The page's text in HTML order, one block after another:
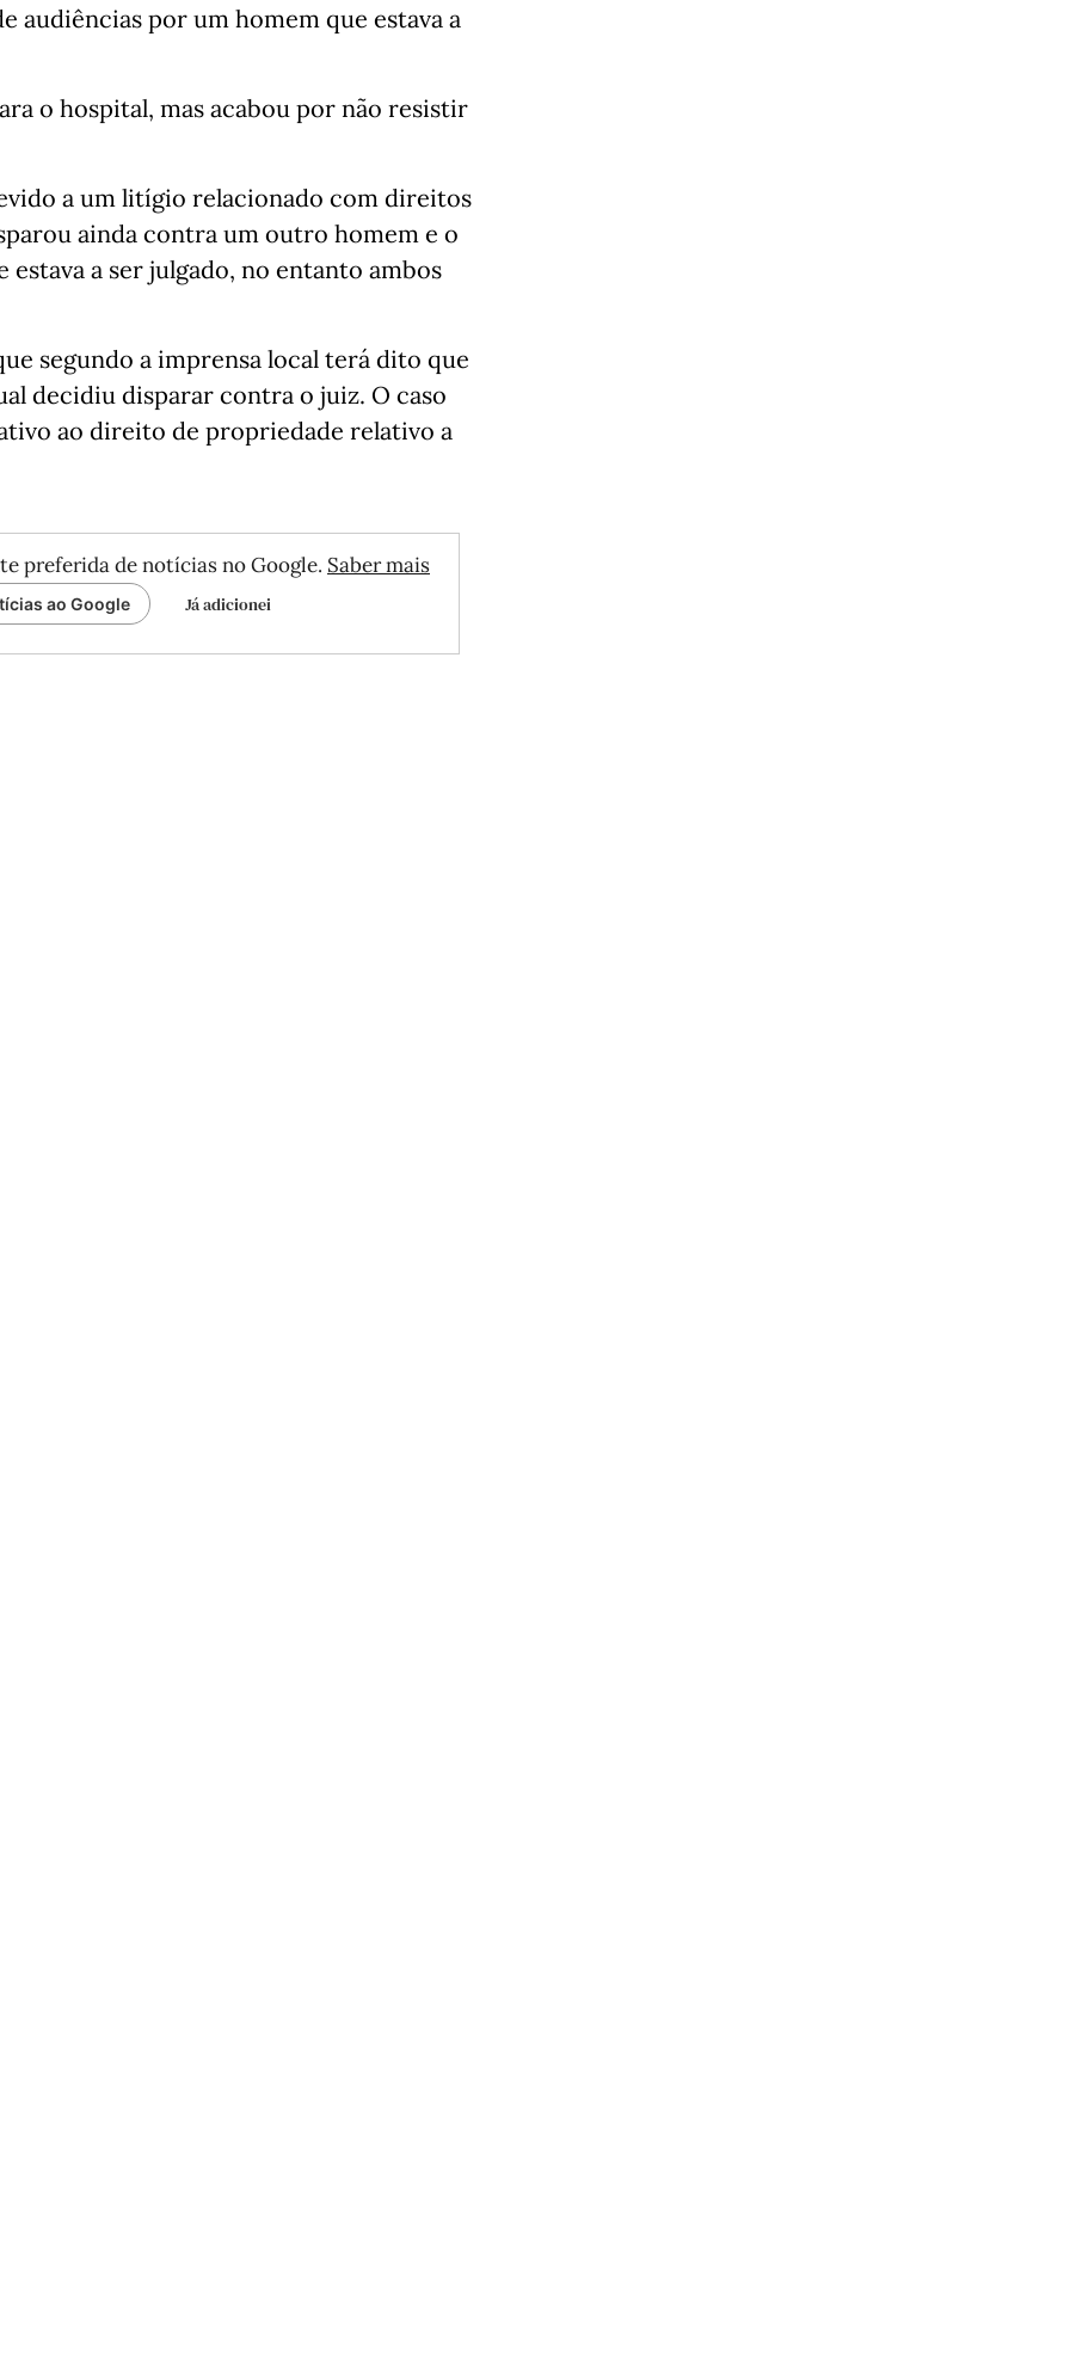
audiências por um homem que estava a
o hospital, mas acabou por não resistir
a um litígio relacionado com direitos
ainda contra um outro homem e o
a ser julgado, no entanto ambos
segundo a imprensa local terá dito que
decidiu disparar contra o juiz. O caso
ao direito de propriedade relativo a
preferida de notícias no Google. Saber mais
ao Google Já adicionei